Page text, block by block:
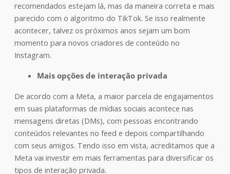
recomendados estejam lá, mas da maneira correta e mais
parecido com o algoritmo do TikTok. Se isso realmente
acontecer, talvez os próximos anos sejam um bom
momento para novos criadores de conteúdo no
Instagram.
Mais opções de interação privada
De acordo com a Meta, a maior parcela de engajamentos
em suas plataformas de mídias sociais acontece nas
mensagens diretas (DMs), com pessoas encontrando
conteúdos relevantes no feed e depois compartilhando
com seus amigos. Tendo isso em vista, acreditamos que a
Meta vai investir em mais ferramentas para diversificar os
tipos de interação privada.